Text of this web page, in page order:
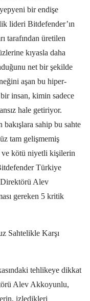
bir endişe
lideri Bitdefender’ın
tarafından üretilen
kıyasla daha
net bir şekilde
aşan bu hiper-
insan, kimin sadece
hale getiriyor.
sahip bu sahte
tam gelişmemiş
ve kötü niyetli kişilerin
Türkiye
Alev
gereken 5 kritik
Sahtelikle Karşı
tehlikeye dikkat
Alev Akkoyunlu,
izledikleri